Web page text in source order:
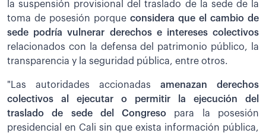
la suspensión provisional del traslado de la sede de la
toma de posesión porque considera que el cambio de
sede podría vulnerar derechos e intereses colectivos
relacionados con la defensa del patrimonio público, la
transparencia y la seguridad pública, entre otros.
"Las autoridades accionadas amenazan derechos
colectivos al ejecutar o permitir la ejecución del
traslado de sede del Congreso para la posesión
presidencial en Cali sin que exista información pública,